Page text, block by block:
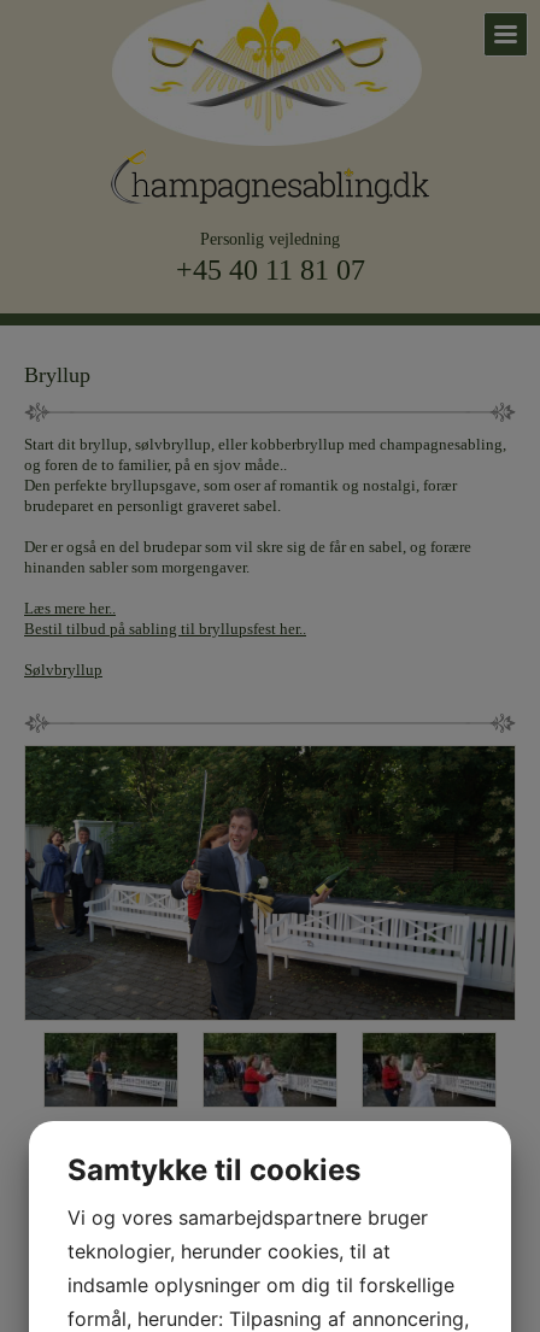
Personlig vejledning
+45 40 11 81 07
Bryllup
Start dit bryllup, sølvbryllup, eller kobberbryllup med champagnesabling,
og foren de to familier, på en sjov måde..
Den perfekte bryllupsgave, som oser af romantik og nostalgi, forær
brudeparet en personligt graveret sabel.
Der er også en del brudepar som vil skre sig de får en sabel, og forære
hinanden sabler som morgengaver.
Læs mere her..
Bestil tilbud på sabling til bryllupsfest her..
Sølvbryllup
Samtykke til cookies
Vi og vores samarbejdspartnere bruger
teknologier, herunder cookies, til at
indsamle oplysninger om dig til forskellige
formål, herunder: Tilpasning af annoncering,